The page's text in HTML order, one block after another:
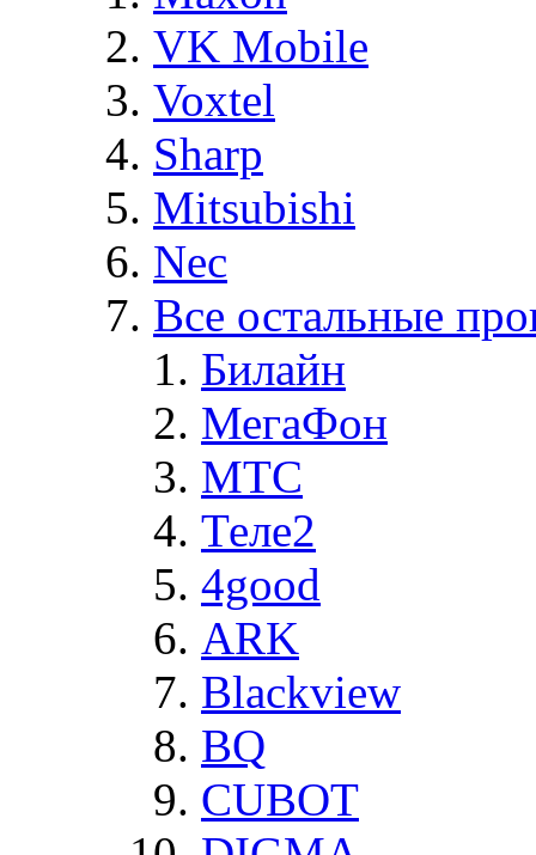
VK Mobile
Voxtel
Sharp
Mitsubishi
Nec
Все остальные
Билайн
МегаФон
MTC
Теле2
4good
ARK
Blackview
BQ
CUBOT